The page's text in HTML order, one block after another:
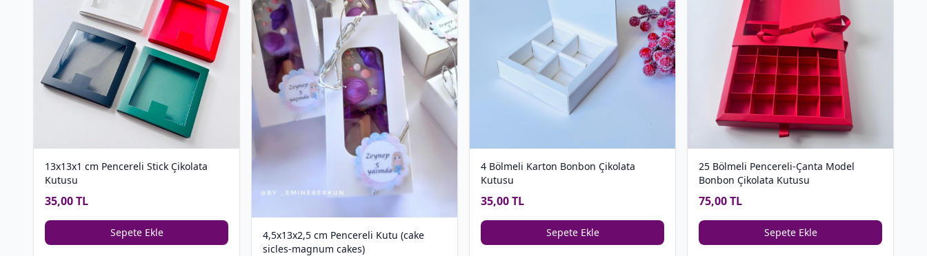
13x13x1 cm Pencereli Stick Çikolata
Kutusu
35,00 TL
Sepete Ekle
4,5x13x2,5 cm Pencereli Kutu (cake
sicles-magnum cakes)
4 Bölmeli Karton Bonbon Çikolata
Kutusu
35,00 TL
Sepete Ekle
25 Bölmeli Pencereli-Çanta Model
Bonbon Çikolata Kutusu
75,00 TL
Sepete Ekle